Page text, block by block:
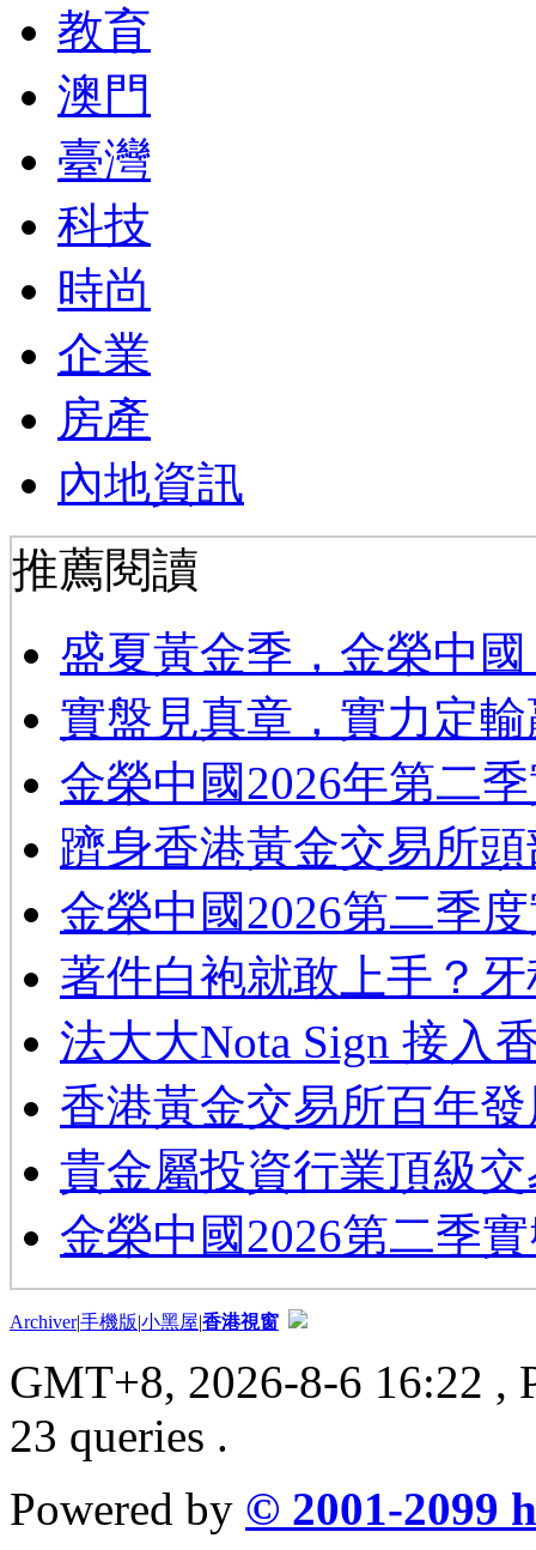
教育
澳門
臺灣
科技
時尚
企業
房產
內地資訊
推薦閱讀
盛夏黃金季，金榮中
實盤見真章，實力定
金榮中國2026年第二
躋身香港黃金交易所
金榮中國2026第二季
著件白袍就敢上手？
法大大Nota Sign 接入
香港黃金交易所百年
貴金屬投資行業頂級
金榮中國2026第二季
Archiver|手機版|小黑屋|香港視窗
GMT+8, 2026-8-6 16:22 ,
23 queries .
Powered by © 2001-2099